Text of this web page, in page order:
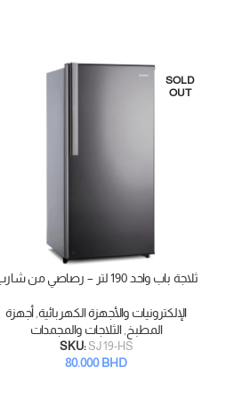
SOLD
OUT
قراءة المزيد
ثلاجة باب واحد 190 لتر – رصاصي من شارب
الإلكترونيات والأجهزة الكهربائية أجهزة
المطبخ ,الثلاجات والمجمدات
SKU:SJ 19-HS
80.000BHD